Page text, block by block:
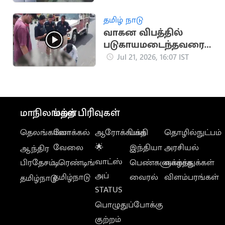
தமிழ் நாடு
வாகன விபத்தில்
படுகாயமடைந்தவரை
மீட்டுJul 21, 2026, 16:07 IST
மாநிலங்கள்
தெலங்கானா
ஆந்திர
பிரதேசம்
தமிழ்நாடு
மற்ற பிரிவுகள்
லோக்கல்
வேலை
டிரெண்டிங்
தமிழ்நாடு
ஆரோக்கியம்
🌟
வாட்ஸ்
அப்
STATUS
பொழுதுப்போக்கு
குற்றம்
பக்தி
இந்தியா
பெண்களுக்காக
வைரல்
தொழில்நுட்பம்
அரசியல்
வாழ்த்துக்கள்
விளம்பரங்கள்